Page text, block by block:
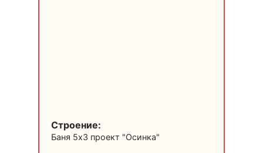
Строение:
Баня 5х3 проект "Осинка"